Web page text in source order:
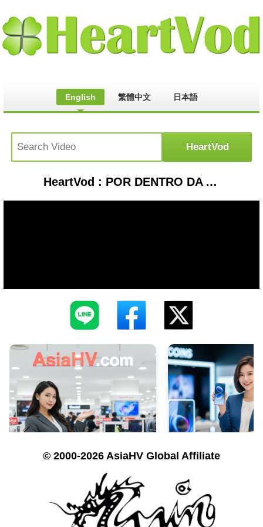
English 繁體中文 日本語
HeartVod : POR DENTRO DA ACADEMIA F15D | VALE A PENA?
© 2000-2026 AsiaHV Global Affiliate